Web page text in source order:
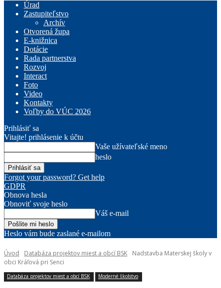
Úrad
Zastupiteľstvo
Archív
Otvorená župa
E-knižnica
Dotácie
Rada partnerstva
Rozvoj
Interact
Foto
Video
Kontakty
Voľby do VÚC 2026
Prihlásiť sa
Vitajte! prihlásenie k účtu
Vaše užívateľské meno
heslo
Forgot your password? Get help
GDPR
Obnova hesla
Obnoviť svoje heslo
Váš e-mail
Heslo vám bude zaslané e-mailom
Úvod Databáza projektov miest a obcí BSK
Nadstavba Materskej školy v
obci Kráľová pri Senci
Databáza projektov miest a obcí BSK Moderné školstvo